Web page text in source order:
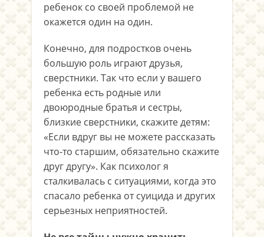
ребенок со своей проблемой не
окажется один на один.
Конечно, для подростков очень
большую роль играют друзья,
сверстники. Так что если у вашего
ребенка есть родные или
двоюродные братья и сестры,
близкие сверстники, скажите детям:
«Если вдруг вы не можете рассказать
что-то старшим, обязательно скажите
друг другу». Как психолог я
сталкивалась с ситуациями, когда это
спасало ребенка от суицида и других
серьезных неприятностей.